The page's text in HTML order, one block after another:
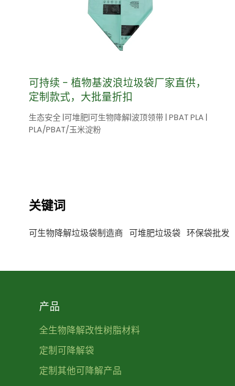
可持续 - 植物基波浪垃圾袋厂家直供，
定制款式，大批量折扣
生态安全 |可堆肥|可生物降解|波顶领带 | PBAT PLA |
PLA/PBAT/玉米淀粉
关键词
可生物降解垃圾袋制造商 可堆肥垃圾袋 环保袋批发
产品
全生物降解改性树脂材料
定制可降解袋
定制其他可降解产品